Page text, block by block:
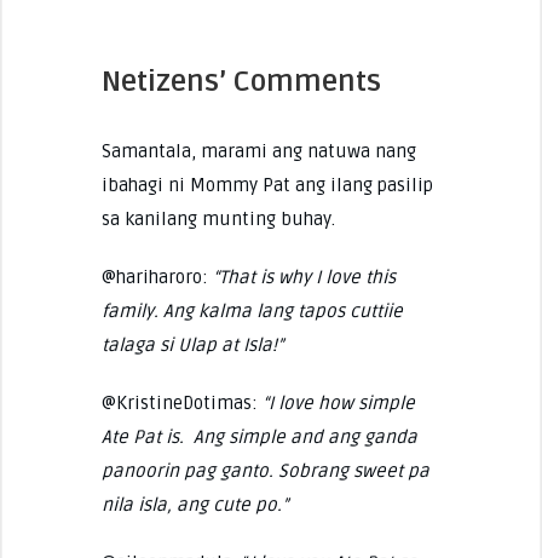
Netizens’ Comments
Samantala, marami ang natuwa nang
ibahagi ni Mommy Pat ang ilang pasilip
sa kanilang munting buhay.
@hariharoro: “That is why I love this
family. Ang kalma lang tapos cuttiie
talaga si Ulap at Isla!”
@KristineDotimas: “I love how simple
Ate Pat is. Ang simple and ang ganda
panoorin pag ganto. Sobrang sweet pa
nila isla, ang cute po.”